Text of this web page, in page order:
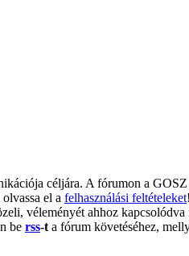
céljára. A fórumon a
el a felhasználási feltételeket!
véleményét ahhoz
be rss-t a fórum követéséhez,